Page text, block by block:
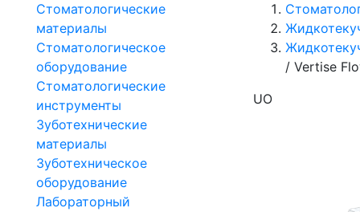
Стоматологические
материалы
Стоматологическое
оборудование
Стоматологические
инструменты
Зуботехнические
материалы
Зуботехническое
оборудование
Лабораторный
/ Vertise
UO